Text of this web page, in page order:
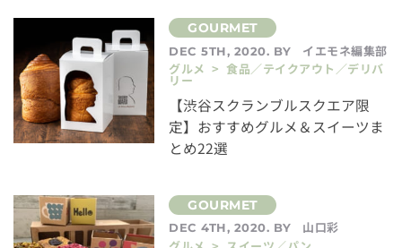
DEC 5TH, 2020. BY
イエモネ編集部
グルメ > 食品／テイクアウト／デリバ
リー
【渋谷スクランブルスクエア限
定】おすすめグルメ＆スイーツま
とめ22選
DEC 4TH, 2020. BY
山口彩